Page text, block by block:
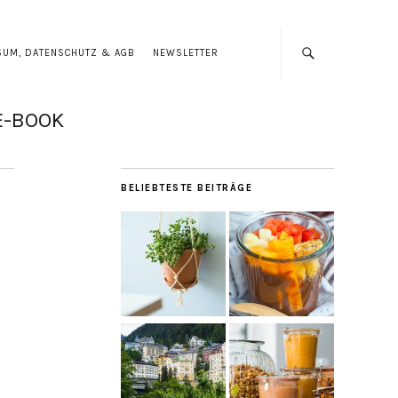
DATENSCHUTZ & AGB NEWSLETTER
BOOK
BELIEBTESTE BEITRÄGE